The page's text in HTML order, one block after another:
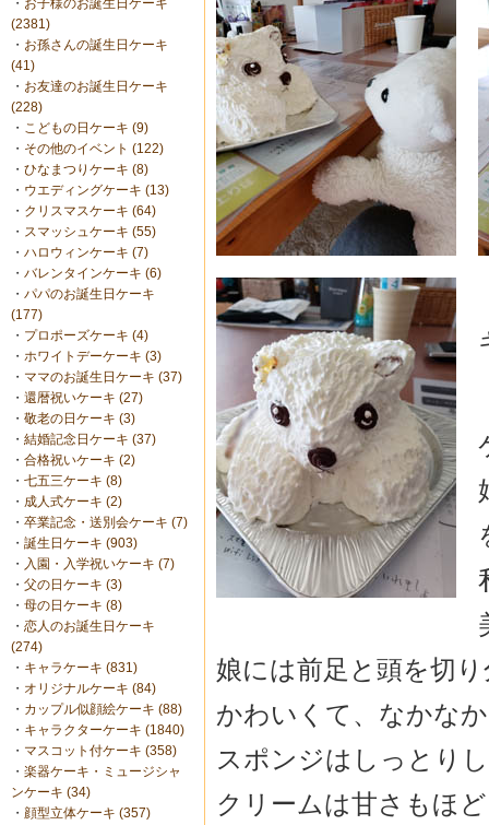
・ お子様のお誕生日ケーキ
(2381)
・ お孫さんの誕生日ケーキ
(41)
・ お友達のお誕生日ケーキ
(228)
・ こどもの日ケーキ (9)
・ その他のイベント (122)
・ ひなまつりケーキ (8)
・ ウエディングケーキ (13)
・ クリスマスケーキ (64)
・ スマッシュケーキ (55)
・ ハロウィンケーキ (7)
・ バレンタインケーキ (6)
・ パパのお誕生日ケーキ
(177)
・ プロポーズケーキ (4)
・ ホワイトデーケーキ (3)
・ ママのお誕生日ケーキ (37)
・ 還暦祝いケーキ (27)
・ 敬老の日ケーキ (3)
・ 結婚記念日ケーキ (37)
・ 合格祝いケーキ (2)
・ 七五三ケーキ (8)
・ 成人式ケーキ (2)
・ 卒業記念・送別会ケーキ (7)
・ 誕生日ケーキ (903)
・ 入園・入学祝いケーキ (7)
・ 父の日ケーキ (3)
・ 母の日ケーキ (8)
・ 恋人のお誕生日ケーキ
(274)
・ キャラケーキ (831)
・ オリジナルケーキ (84)
・ カップル似顔絵ケーキ (88)
・ キャラクターケーキ (1840)
・ マスコット付ケーキ (358)
・ 楽器ケーキ・ミュージシャ
ンケーキ (34)
・ 顔型立体ケーキ (357)
娘には前足と頭を切
かわいくて、なかな
スポンジはしっとり
クリームは甘さもほ